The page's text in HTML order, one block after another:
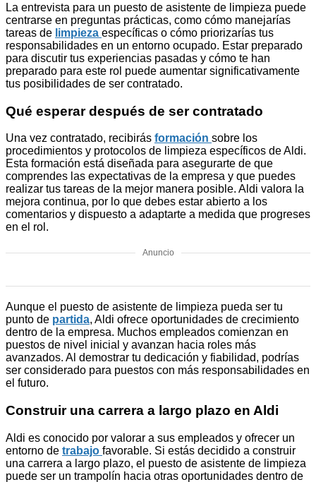
La entrevista para un puesto de asistente de limpieza puede
centrarse en preguntas prácticas, como cómo manejarías
tareas de limpieza específicas o cómo priorizarías tus
responsabilidades en un entorno ocupado. Estar preparado
para discutir tus experiencias pasadas y cómo te han
preparado para este rol puede aumentar significativamente
tus posibilidades de ser contratado.
Qué esperar después de ser contratado
Una vez contratado, recibirás formación sobre los
procedimientos y protocolos de limpieza específicos de Aldi.
Esta formación está diseñada para asegurarte de que
comprendes las expectativas de la empresa y que puedes
realizar tus tareas de la mejor manera posible. Aldi valora la
mejora continua, por lo que debes estar abierto a los
comentarios y dispuesto a adaptarte a medida que progreses
en el rol.
Anuncio
Aunque el puesto de asistente de limpieza pueda ser tu
punto de partida, Aldi ofrece oportunidades de crecimiento
dentro de la empresa. Muchos empleados comienzan en
puestos de nivel inicial y avanzan hacia roles más
avanzados. Al demostrar tu dedicación y fiabilidad, podrías
ser considerado para puestos con más responsabilidades en
el futuro.
Construir una carrera a largo plazo en Aldi
Aldi es conocido por valorar a sus empleados y ofrecer un
entorno de trabajo favorable. Si estás decidido a construir
una carrera a largo plazo, el puesto de asistente de limpieza
puede ser un trampolín hacia otras oportunidades dentro de